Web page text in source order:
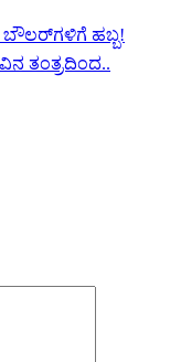
ಬೌಲರ್‌ಗಳಿಗೆ ಹಬ್ಬ!
ತಂತ್ರದಿಂದ..